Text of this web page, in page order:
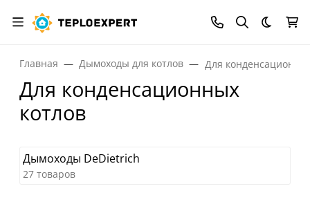
Темная
Главная Дымоходы для котлов Для
Для конденсационных
котлов
Дымоходы DeDietrich
27 товаров